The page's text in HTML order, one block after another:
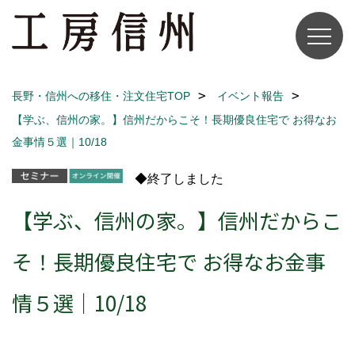
長野・信州への移住・注文住宅TOP
イベント報告
【学ぶ、信州の家。】信州だからこそ！長期優良住宅で お得なお
金事情５選｜10/18
◆終了しました
【学ぶ、信州の家。】信州だからこ
そ！長期優良住宅で お得なお金事
情５選｜10/18